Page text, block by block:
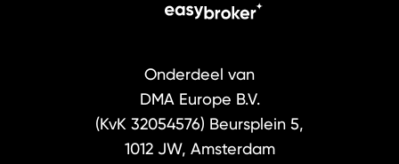
Onderdeel van
DMA Europe B.V.
(KvK 32054576) Beursplein 5,
1012 JW, Amsterdam